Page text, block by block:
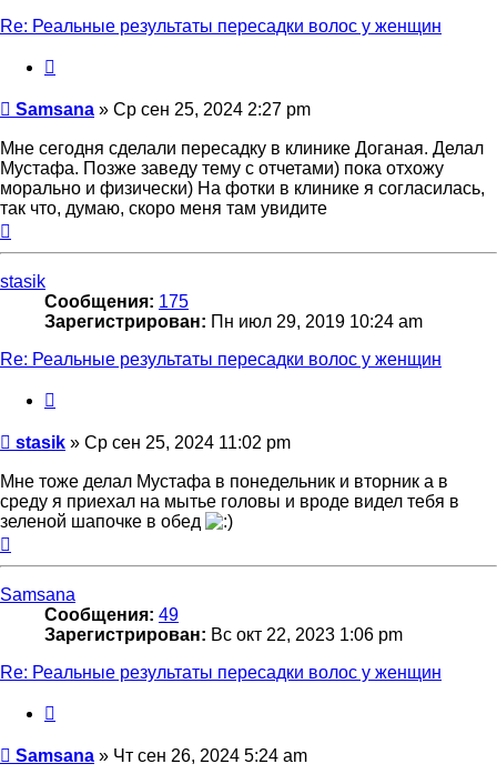
Re: Реальные результаты пересадки волос у женщин
Сообщение
Samsana » Ср сен 25, 2024 2:27 pm
Мне сегодня сделали пересадку в клинике Доганая. Делал
Мустафа. Позже заведу тему с отчетами) пока отхожу
морально и физически) На фотки в клинике я согласилась,
так что, думаю, скоро меня там увидите
stasik
Сообщения: 175
Зарегистрирован: Пн июл 29, 2019 10:24 am
Re: Реальные результаты пересадки волос у женщин
Сообщение
stasik » Ср сен 25, 2024 11:02 pm
Мне тоже делал Мустафа в понедельник и вторник а в
среду я приехал на мытье головы и вроде видел тебя в
зеленой шапочке в обед
Samsana
Сообщения: 49
Зарегистрирован: Вс окт 22, 2023 1:06 pm
Re: Реальные результаты пересадки волос у женщин
Сообщение
Samsana » Чт сен 26, 2024 5:24 am